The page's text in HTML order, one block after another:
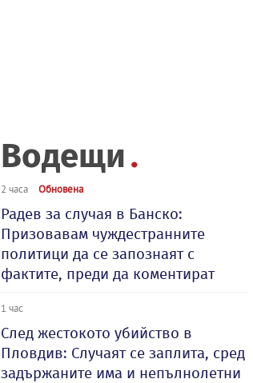
Водещи
2 часа Обновена
Радев за случая в Банско:
Призовавам чуждестранните
политици да се запознаят с
фактите, преди да коментират
1 час
След жестокото убийство в
Пловдив: Случаят се заплита, сред
задържаните има и непълнолетни